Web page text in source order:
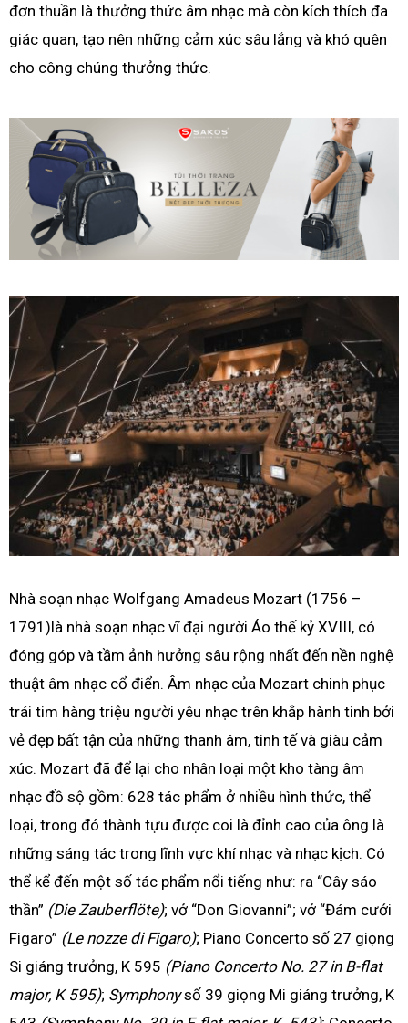
đơn thuần là thưởng thức âm nhạc mà còn kích thích đa
giác quan, tạo nên những cảm xúc sâu lắng và khó quên
cho công chúng thưởng thức.
Nhà soạn nhạc Wolfgang Amadeus Mozart (1756 –
1791)là nhà soạn nhạc vĩ đại người Áo thế kỷ XVIII, có
đóng góp và tầm ảnh hưởng sâu rộng nhất đến nền nghệ
thuật âm nhạc cổ điển. Âm nhạc của Mozart chinh phục
trái tim hàng triệu người yêu nhạc trên khắp hành tinh bởi
vẻ đẹp bất tận của những thanh âm, tinh tế và giàu cảm
xúc. Mozart đã để lại cho nhân loại một kho tàng âm
nhạc đồ sộ gồm: 628 tác phẩm ở nhiều hình thức, thể
loại, trong đó thành tựu được coi là đỉnh cao của ông là
những sáng tác trong lĩnh vực khí nhạc và nhạc kịch. Có
thể kể đến một số tác phẩm nổi tiếng như: ra “Cây sáo
thần” (Die Zauberflöte); vở “Don Giovanni”; vở “Đám cưới
Figaro” (Le nozze di Figaro); Piano Concerto số 27 giọng
Si giáng trưởng, K 595 (Piano Concerto No. 27 in B-flat
major, K 595); Symphonysố 39 giọng Mi giáng trưởng, K